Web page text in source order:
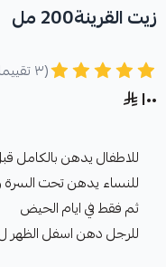
زيت القرينة200 مل
(٣ تقييمات)
١٠٠
للاطفال يدهن بالكامل قبل
للنساء يدهن تحت السرة
ثم فقط في ايام الحيض
للرجل دهن اسفل الظهر ل21